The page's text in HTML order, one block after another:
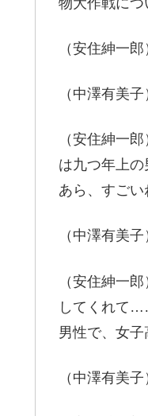
（安住紳一
（中澤有美
（安住紳一
は九つ年上
あら、すごい
（中澤有美
（安住紳一
してくれて
男性で、女
（中澤有美